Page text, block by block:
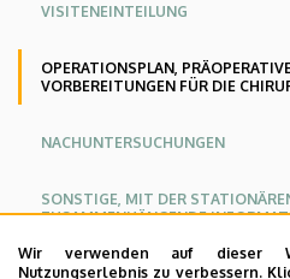
Wir verwenden auf dieser
Nutzungserlebnis zu verbessern.
VISITENEINTEILUNG
OPERATIONSPLAN,
VORBEREITUNGEN FÜR DIE
NACHUNTERSUCHUNGEN
SONSTIGE, MIT DER
ZUSAMMENHÄNGENDE